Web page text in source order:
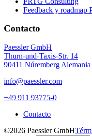
Feedback y roadmap
Contacto
Paessler GmbH
Thurn-und-Taxis-Str. 14
90411 Núremberg Alemania
info@paessler.com
+49 911 93775-0
Contacto
©2026 Paessler GmbH